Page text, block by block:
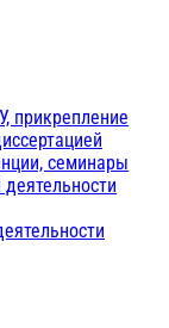
прикрепление
семинары